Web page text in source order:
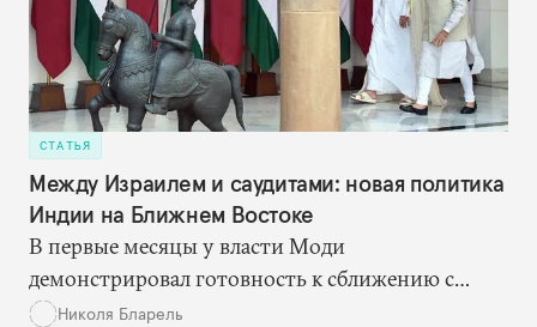
СТАТЬЯ
Между Израилем и саудитами: новая политика
Индии на Ближнем Востоке
В первые месяцы у власти Моди
демонстрировал готовность к сближению с
Израилем. Но теперь, похоже, он несколько
Николя Бларель